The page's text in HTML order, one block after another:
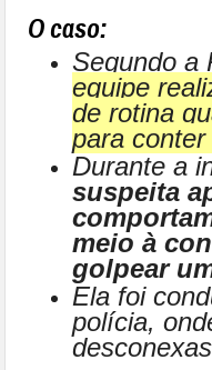
O caso:
Segundo a
equipe
de rotina
para
Durante a
suspeita
meio à
golpear
Ela foi
polícia,